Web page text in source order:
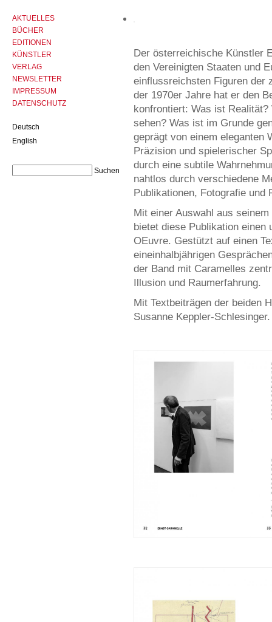
Der österreichische Künstler
den Vereinigten Staaten und
einflussreichsten Figuren der
der 1970er Jahre hat er den
konfrontiert: Was ist
sehen? Was ist im Grunde
geprägt von einem eleganten
Präzision und spielerischer
durch eine subtile
nahtlos durch verschiedene
Publikationen, Fotografie und
Mit einer Auswahl aus
bietet diese Publikation einen
OEuvre. Gestützt auf einen
eineinhalbjährigen
der Band mit Caramelles
Illusion und Raumerfahrung.
Mit Textbeiträgen der beiden
Susanne Keppler-Schlesinger.
AKTUELLES
BÜCHER
EDITIONEN
KÜNSTLER
VERLAG
NEWSLETTER
IMPRESSUM
DATENSCHUTZ
Deutsch
English